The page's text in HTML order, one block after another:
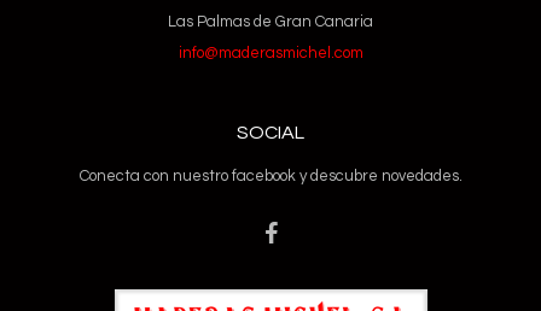
Las Palmas de Gran Canaria
info@maderasmichel.com
SOCIAL
Conecta con nuestro facebook y descubre novedades.